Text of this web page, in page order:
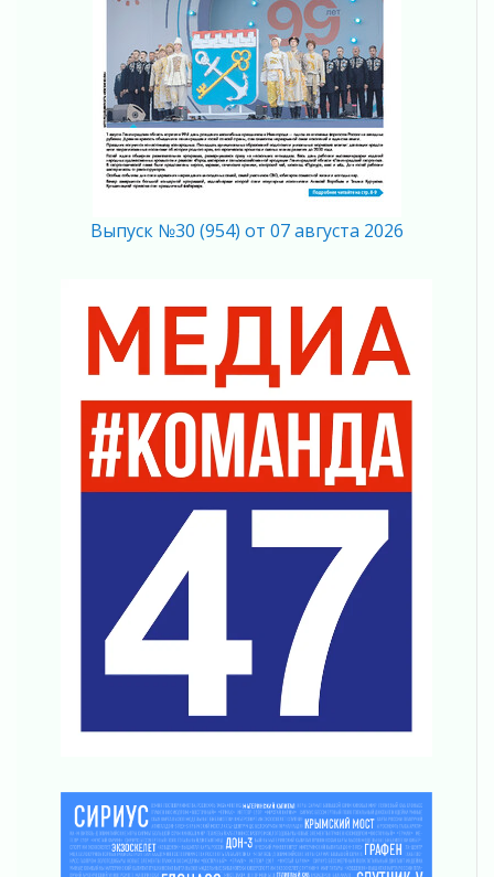
На лидирующих позициях
Итоги конкурса «Лучший работник
Кадрового центра – 2026» подведены!
04 августа 2026
Ставка на дисциплину на перекрестках
04 августа 2026
В Ленобласти растет потребление
04 августа 2026
Вниманию автомобилистов!
04 августа 2026
Память, сталь и музыка
04 августа 2026
Регион готовится к выборам
04 августа 2026
Никакого принуждения, только письменное
Без риска для здоровья и кошелька
04 августа 2026
Важная информация
04 августа 2026
Что делать со сбережениями
Награды нашли строителей
03 августа 2026
труда в ЖКХ
03 августа 2026
Поддержка волонтерских объединений
03 августа 2026
Выпуск №30 (954) от 07 августа 2026